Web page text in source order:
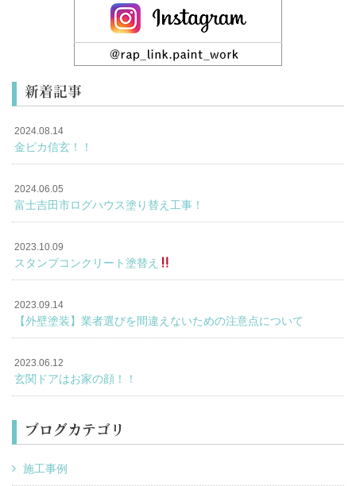
新着記事
2024.08.14
金ピカ信玄！！
2024.06.05
富士吉田市ログハウス塗り替え工事！
2023.10.09
スタンプコンクリート塗替え
2023.09.14
【外壁塗装】業者選びを間違えないための注意点について
2023.06.12
玄関ドアはお家の顔！！
ブログカテゴリ
施工事例